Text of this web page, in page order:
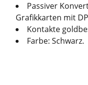
Passiver
Grafikkarten mit
Kontakte
Farbe: Schwarz.